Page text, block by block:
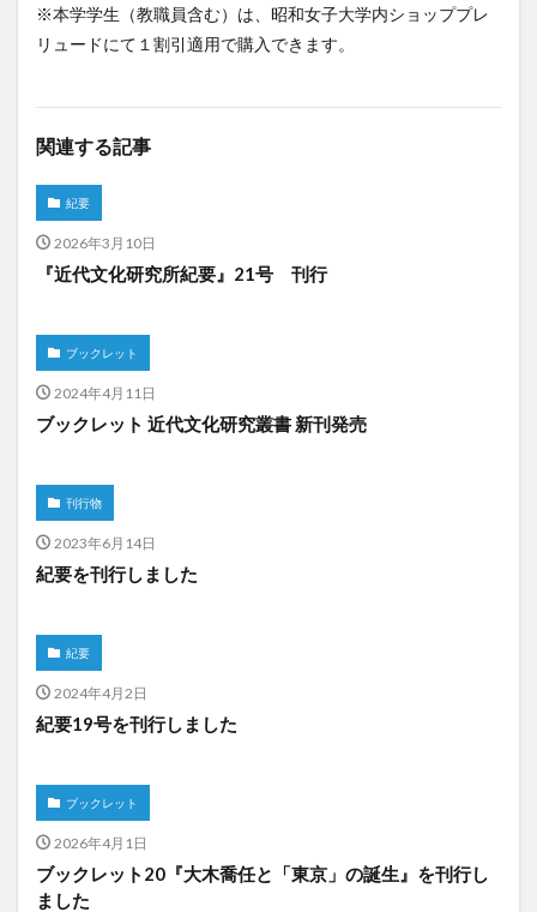
※本学学生（教職員含む）は、昭和女子大学内ショッププレ
リュードにて１割引適用で購入できます。
関連する記事
紀要
2026年3月10日
『近代文化研究所紀要』21号 刊行
ブックレット
2024年4月11日
ブックレット 近代文化研究叢書 新刊発売
刊行物
2023年6月14日
紀要を刊行しました
紀要
2024年4月2日
紀要19号を刊行しました
ブックレット
2026年4月1日
ブックレット20『大木喬任と「東京」の誕生』を刊行し
ました